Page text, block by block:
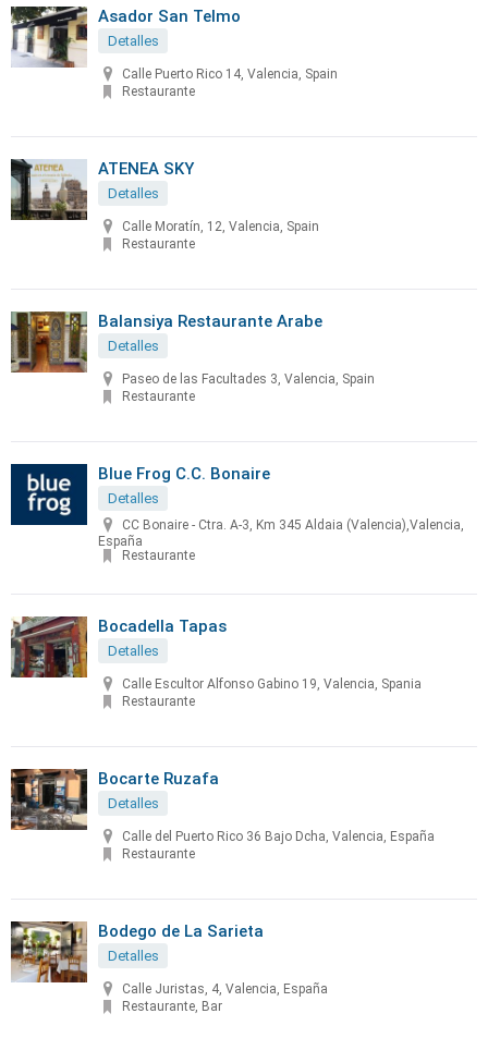
Asador San Telmo
Detalles
Calle Puerto Rico 14, Valencia, Spain
Restaurante
ATENEA SKY
Detalles
Calle Moratín, 12, Valencia, Spain
Restaurante
Balansiya Restaurante Arabe
Detalles
Paseo de las Facultades 3, Valencia, Spain
Restaurante
Blue Frog C.C. Bonaire
Detalles
CC Bonaire - Ctra. A-3, Km 345 Aldaia (Valencia),Valencia,
España
Restaurante
Bocadella Tapas
Detalles
Calle Escultor Alfonso Gabino 19, Valencia, Spania
Restaurante
Bocarte Ruzafa
Detalles
Calle del Puerto Rico 36 Bajo Dcha, Valencia, España
Restaurante
Bodego de La Sarieta
Detalles
Calle Juristas, 4, Valencia, España
Restaurante, Bar